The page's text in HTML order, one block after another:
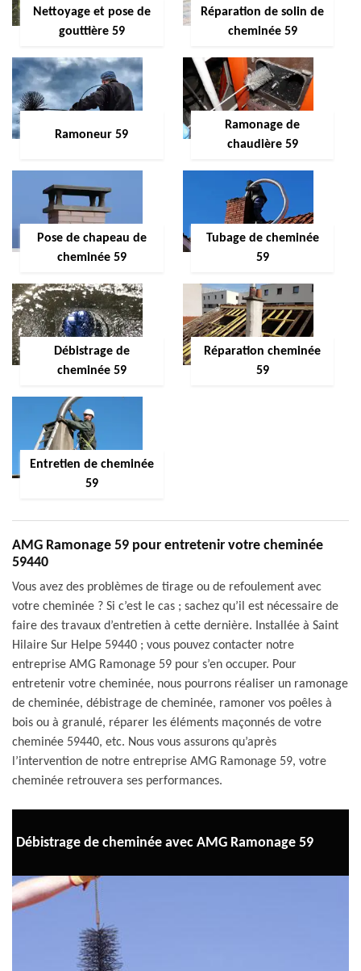
Nettoyage et pose de
gouttière 59
Réparation de solin de
cheminée 59
Ramoneur 59
Ramonage de
chaudière 59
Pose de chapeau de
cheminée 59
Tubage de cheminée
59
Débistrage de
cheminée 59
Réparation cheminée
59
Entretien de cheminée
59
AMG Ramonage 59 pour entretenir votre cheminée
59440
Vous avez des problèmes de tirage ou de refoulement avec
votre cheminée ? Si c’est le cas ; sachez qu’il est nécessaire de
faire des travaux d’entretien à cette dernière. Installée à Saint
Hilaire Sur Helpe 59440 ; vous pouvez contacter notre
entreprise AMG Ramonage 59 pour s’en occuper. Pour
entretenir votre cheminée, nous pourrons réaliser un ramonage
de cheminée, débistrage de cheminée, ramoner vos poêles à
bois ou à granulé, réparer les éléments maçonnés de votre
cheminée 59440, etc. Nous vous assurons qu’après
l’intervention de notre entreprise AMG Ramonage 59, votre
cheminée retrouvera ses performances.
Débistrage de cheminée avec AMG Ramonage 59